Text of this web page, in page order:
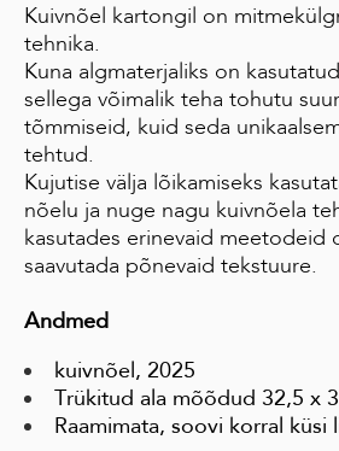
Kuivnõel kartongil on
tehnika.
Kuna algmaterjaliks on
sellega võimalik teha tohutu
tõmmiseid, kuid seda
tehtud.
Kujutise välja lõikamiseks
nõelu ja nuge nagu kuivnõela
kasutades erinevaid meetodeid
saavutada põnevaid tekstuure.
Andmed
kuivnõel, 2025
Trükitud ala mõõdud 32,5 x
Raamimata, soovi korral küsi